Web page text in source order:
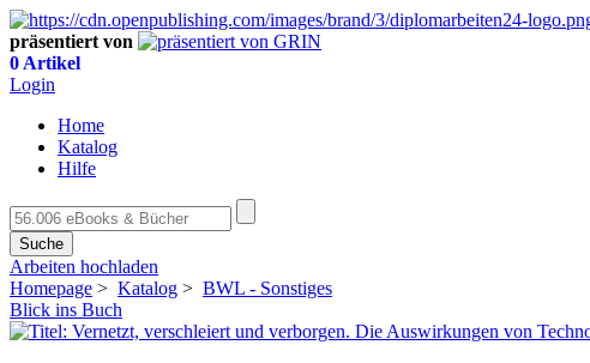
präsentiert von
0 Artikel
Login
Home
Katalog
Hilfe
Suche
Arbeiten hochladen
Homepage > Katalog > BWL - Sonstiges
Blick ins Buch